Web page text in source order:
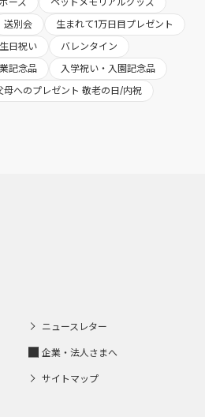
送別会
生まれて1万日目プレゼント
日祝い
バレンタイン
記念品
入学祝い・入園記念品
母へのプレゼント 敬老の日/内祝
ニュースレター
企業・法人さまへ
サイトマップ